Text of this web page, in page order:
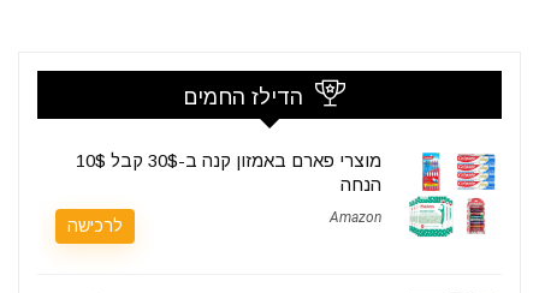
הדילז החמים
מוצרי פארם באמזון קנה ב-30$ קבל 10$
הנחה
Amazon לרכישה